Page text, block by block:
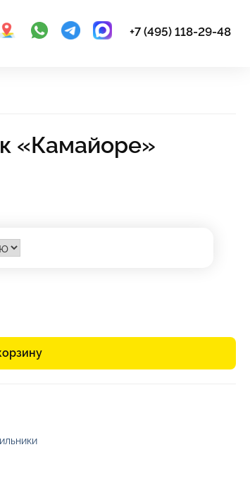
+7 (495) 118-29-48
«Камайоре»